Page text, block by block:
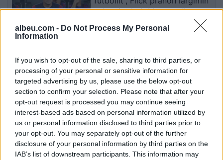
albeu.com - Do Not Process My Personal
Information
If you wish to opt-out of the sale, sharing to third parties, or
processing of your personal or sensitive information for
targeted advertising by us, please use the below opt-out
section to confirm your selection. Please note that after your
opt-out request is processed you may continue seeing
interest-based ads based on personal information utilized by
us or personal information disclosed to third parties prior to
your opt-out. You may separately opt-out of the further
disclosure of your personal information by third parties on the
IAB’s list of downstream participants. This information may
e Araujo drejt Liverpoolit
vështirësinë kryesore të
familjes: Si organizohet
transporti
Vihet nën kontroll zjarri në
Cërrik, digjen 2 hektarë tokë
dhe rreth 250 rrënjë ullinj